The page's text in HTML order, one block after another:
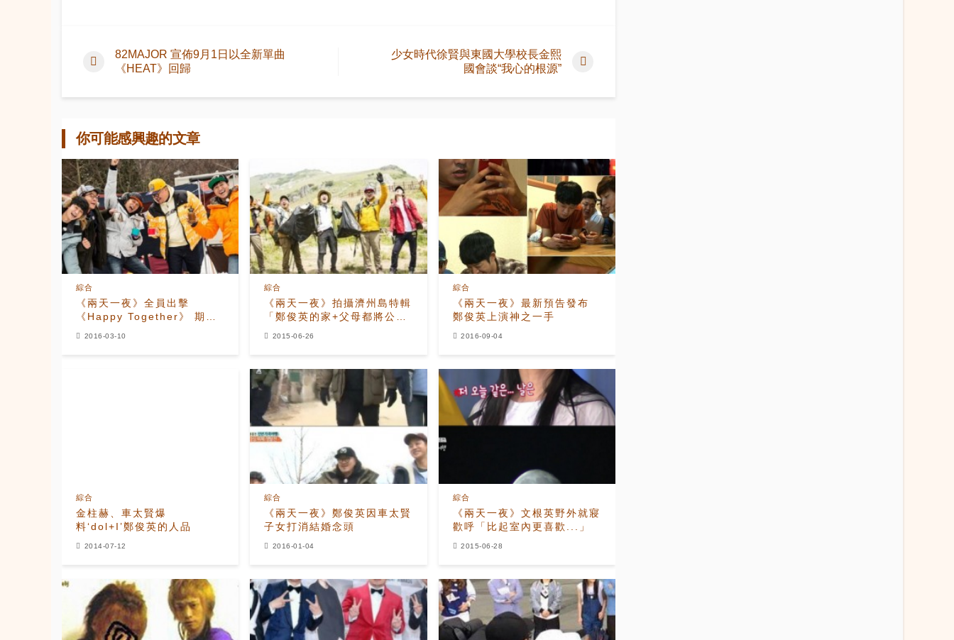
82MAJOR 宣佈9月1日以全新單曲
《HEAT》回歸
少女時代徐賢與東國大學校長金熙
國會談“我心的根源”
你可能感興趣的文章
《兩天一夜》全員出擊
《Happy Together》 期待
綜合
2016-03-10
《兩天一夜》拍攝濟州島特輯
「鄭俊英的家+父母都將公
綜合
2015-06-26
《兩天一夜》最新預告發布
鄭俊英上演神之一手
綜合
2016-09-04
金柱赫、車太賢爆
料‘dol+I’鄭俊英的人品
綜合
2014-07-12
《兩天一夜》鄭俊英因車太賢
子女打消結婚念頭
綜合
2016-01-04
《兩天一夜》文根英野外就寢
歡呼「比起室內更喜歡...」
綜合
2015-06-28